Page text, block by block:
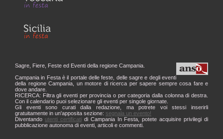
Sagre, Fiere, Feste ed Eventi della regione Campania.
Campania in Festa è il portale delle feste, delle sagre e degli eventi
della regione Campania, un motore di ricerca per sapere sempre cosa fare e
dove andare.
RICERCA: Filtra gli eventi per provincia o per categoria dalla colonna di destra.
Con il calendario puoi selezionare gli eventi per singole giornate.
Gli eventi sono curati dalla redazione, ma potrete voi stessi inserirli
gratuitamente in un'apposita sezione: segnala un evento!
Diventando utenti certificatidi Campania In Festa, potete acquisire privilegi di
pubblicazione autonoma di eventi, articoli e commenti.